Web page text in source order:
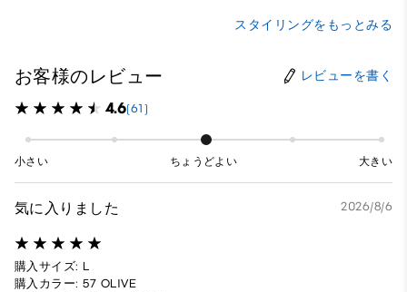
スタイリングをもっとみる
お客様のレビュー レビューを書く
4.6(61)
小さい ちょうどよい 大きい
気に入りました 2026/8/6
購入サイズ: L
購入カラー: 57 OLIVE